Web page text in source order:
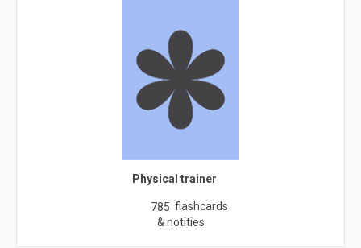
Physical trainer
785 flashcards
& notities